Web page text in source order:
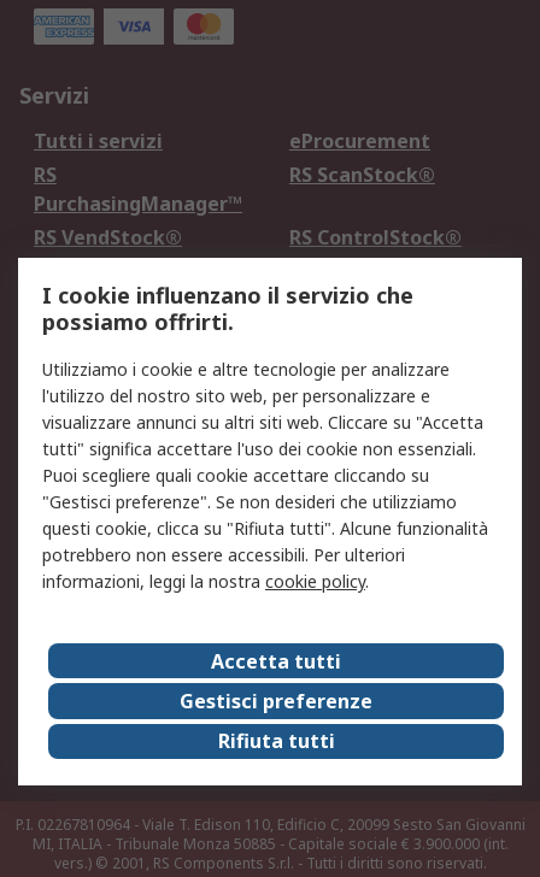
Servizi
Tutti i servizi
eProcurement
RS
PurchasingManager™
RS ScanStock®
RS VendStock®
RS ControlStock®
Legale
Informativa Cookie
Informativa Privacy -
Aggiornata
Email Security
Termini d'uso
Condizioni di vendita
Condizioni generali di
servizio
Etica e responsabilità
Chi Siamo
Chi Siamo
Contattaci
Supporto
ESG
Carriere
RS Group
Press Centre
Discovery: il Blog di RS
P.I. 02267810964 - Viale T. Edison 110, Edificio C, 20099 Sesto San Giovanni
MI, ITALIA - Tribunale Monza 50885 - Capitale sociale € 3.900.000 (int.
vers.) © 2001, RS Components S.r.l. - Tutti i diritti sono riservati.
I cookie influenzano il servizio che
possiamo offrirti.
Utilizziamo i cookie e altre tecnologie per analizzare
l'utilizzo del nostro sito web, per personalizzare e
visualizzare annunci su altri siti web. Cliccare su "Accetta
tutti" significa accettare l'uso dei cookie non essenziali.
Puoi scegliere quali cookie accettare cliccando su
"Gestisci preferenze". Se non desideri che utilizziamo
questi cookie, clicca su "Rifiuta tutti". Alcune funzionalità
potrebbero non essere accessibili. Per ulteriori
informazioni, leggi la nostra cookie policy.
Accetta tutti
Gestisci preferenze
Rifiuta tutti